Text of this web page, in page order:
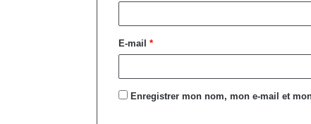
E-mail *
Enregistrer mon nom, mon e-mail et